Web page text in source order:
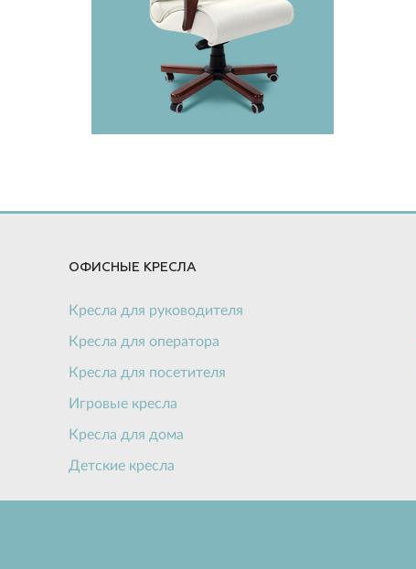
ОФИСНЫЕ КРЕСЛА
Кресла для руководителя
Кресла для оператора
Кресла для посетителя
Игровые кресла
Кресла для дома
Детские кресла